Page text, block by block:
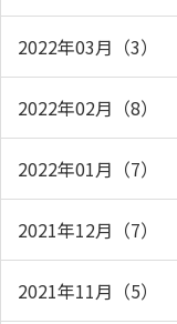
2022年03月（3）
2022年02月（8）
2022年01月（7）
2021年12月（7）
2021年11月（5）